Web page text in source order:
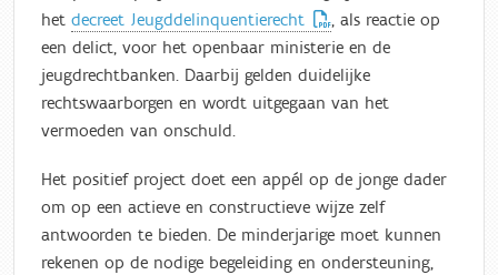
het decreet Jeugddelinquentierecht
, als reactie op
een delict, voor het openbaar ministerie en de
jeugdrechtbanken. Daarbij gelden duidelijke
rechtswaarborgen en wordt uitgegaan van het
vermoeden van onschuld.
Het positief project doet een appél op de jonge dader
om op een actieve en constructieve wijze zelf
antwoorden te bieden. De minderjarige moet kunnen
rekenen op de nodige begeleiding en ondersteuning,